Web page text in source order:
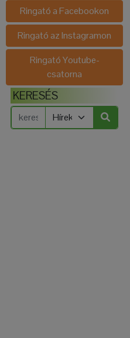
Ringató a Facebookon
Ringató az Instagramon
Ringató Youtube-
csatorna
KERESÉS